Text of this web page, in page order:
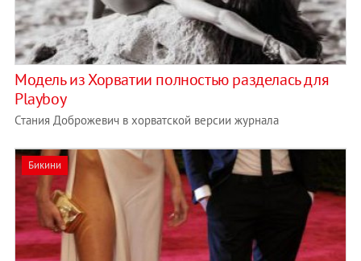
Модель из Хорватии полностью разделась для
Playboy
Стания Доброжевич в хорватской версии журнала
Бикини